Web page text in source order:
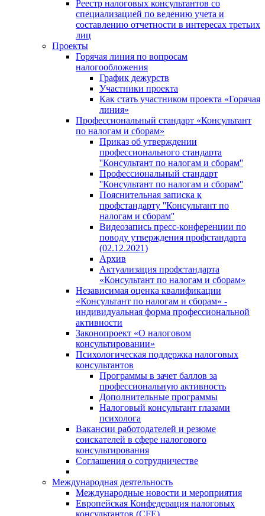
Реестр налоговых консультантов со
специализацией по ведению учета и
составлению отчетности в интересах третьих
лиц
Проекты
Горячая линия по вопросам
налогообложения
График дежурств
Участники проекта
Как стать участником проекта «Горячая
линия»
Профессиональный стандарт «Консультант
по налогам и сборам»
Приказ об утверждении
профессионального стандарта
''Консультант по налогам и сборам''
Профессиональный стандарт
''Консультант по налогам и сборам''
Пояснительная записка к
профстандарту ''Консультант по
налогам и сборам''
Видеозапись пресс-конференции по
поводу утверждения профстандарта
(02.12.2021)
Архив
Актуализация профстандарта
«Консультант по налогам и сборам»
Независимая оценка квалификации
«Консультант по налогам и сборам» -
индивидуальная форма профессиональной
активности
Законопроект «О налоговом
консультировании»
Психологическая поддержка налоговых
консультантов
Программы в зачет баллов за
профессиональную активность
Дополнительные программы
Налоговый консультант глазами
психолога
Вакансии работодателей и резюме
соискателей в сфере налогового
консультирования
Соглашения о сотрудничестве
Международная деятельность
Международные новости и мероприятия
Европейская Конфедерация налоговых
консультантов (CFE)